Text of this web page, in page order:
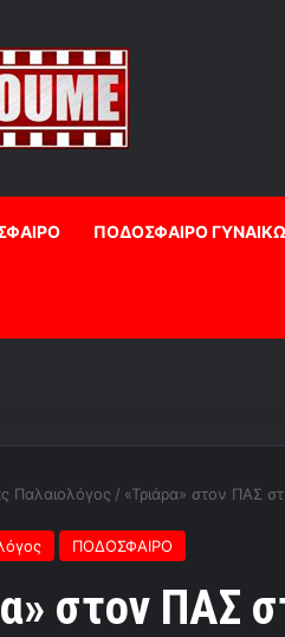
ΠΟΔΟΣΦΑΙΡΟ
Παλαιολόγος / «Τριάρα» στον ΠΑΣ
ΠΟΔΟΣΦΑΙΡΟ
στον ΠΑΣ